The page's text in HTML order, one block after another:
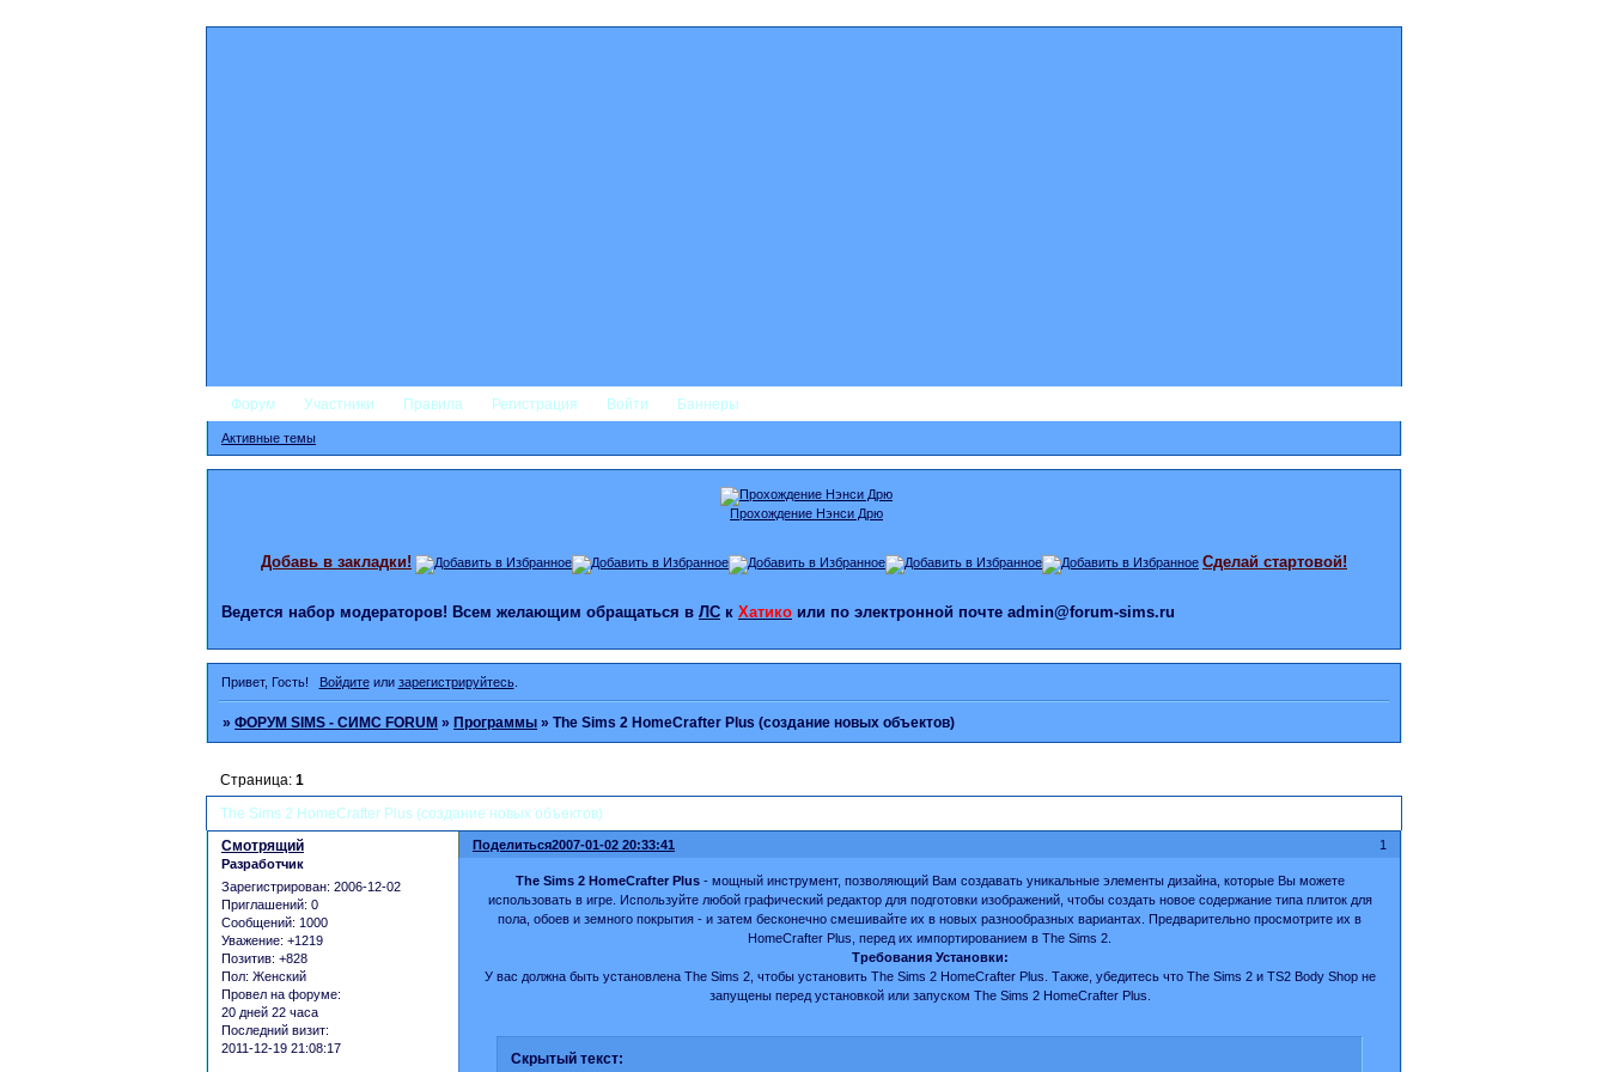
Форум Участники Правила Регистрация Войти Баннеры
Активные темы
Прохождение Нэнси Дрю
Добавь в закладки! Сделай стартовой!
Ведется набор модераторов! Всем желающим обращаться в ЛС к Хатико или по электронной почте admin@forum-sims.ru
Привет, Гость! Войдитеили зарегистрируйтесь.
»ФОРУМ SIMS - СИМС FORUM »Программы »The Sims 2 HomeCrafter Plus (создание новых объектов)
The Sims 2 HomeCrafter Plus (создание новых объектов)
Страница:1
Поделиться 1
2007-01-02 20:33:41
Смотрящий
Разработчик
Зарегистрирован: 2006-12-02
Приглашений: 0
Сообщений: 1000
Уважение: +1219
Позитив: +828
Пол: Женский
Провел на форуме:
20 дней 22 часа
Последний визит:
2011-12-19 21:08:17
The Sims 2 HomeCrafter Plus- мощный инструмент, позволяющий Вам создавать уникальные элементы дизайна, которые Вы можете
использовать в игре. Используйте любой графический редактор для подготовки изображений, чтобы создать новое содержание типа плиток для
пола, обоев и земного покрытия - и затем бесконечно смешивайте их в новых разнообразных вариантах. Предварительно просмотрите их в
HomeCrafter Plus, перед их импортированием в The Sims 2.
Требования Установки:
У вас должна быть установлена The Sims 2, чтобы установить The Sims 2 HomeCrafter Plus. Также, убедитесь что The Sims 2 и TS2 Body Shop не
запущены перед установкой или запуском The Sims 2 HomeCrafter Plus.
Скрытый текст: